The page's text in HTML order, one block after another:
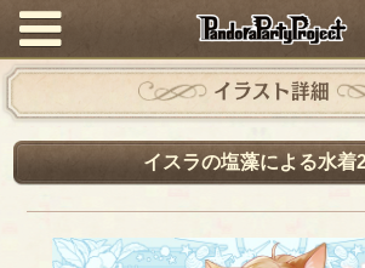
イラスト詳細
イスラの塩藻による水着